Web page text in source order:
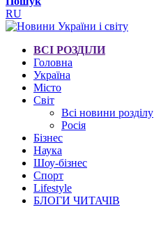
RU
ВСІ РОЗДІЛИ
Головна
Україна
Місто
Світ
Всі новини розділу
Росія
Бізнес
Наука
Шоу-бізнес
Спорт
Lifestyle
БЛОГИ ЧИТАЧІВ